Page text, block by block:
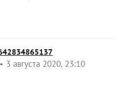
3 августа 2020, 23:10